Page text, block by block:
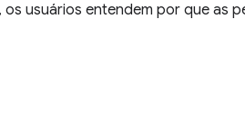
usuários entendem por que as